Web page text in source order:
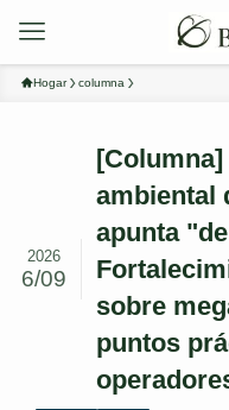
Hogar columna
ambiental
apunta
sobre
puntos
2026
6/09